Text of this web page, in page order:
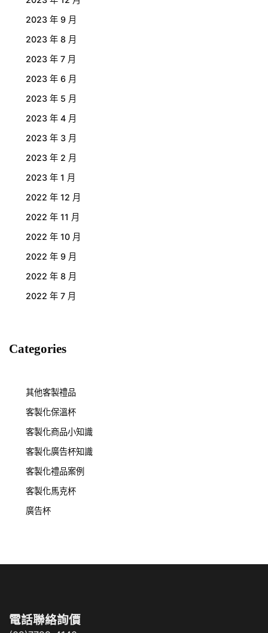
2023 年 9 月
2023 年 8 月
2023 年 7 月
2023 年 6 月
2023 年 5 月
2023 年 4 月
2023 年 3 月
2023 年 2 月
2023 年 1 月
2022 年 12 月
2022 年 11 月
2022 年 10 月
2022 年 9 月
2022 年 8 月
2022 年 7 月
Categories
其他客製禮品
客製化保溫杯
客製化商品小知識
客製化廣告杯知識
客製化禮品案例
客製化馬克杯
廣告杯
電話聯絡詢價